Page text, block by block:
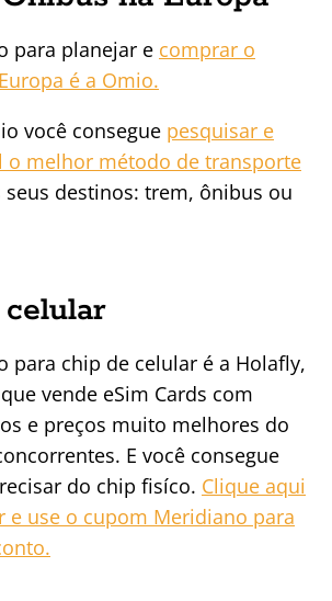
para planejar e comprar o
é a Omio.
você consegue pesquisar e
o melhor método de transporte
destinos: trem, ônibus ou
para chip de celular é a Holafly,
vende eSim Cards com
e preços muito melhores do
E você consegue
do chip fisíco. Clique aqui
e use o cupom Meridiano para